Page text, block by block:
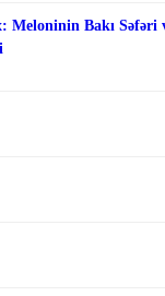
Meloninin Bakı